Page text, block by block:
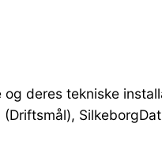
deres tekniske